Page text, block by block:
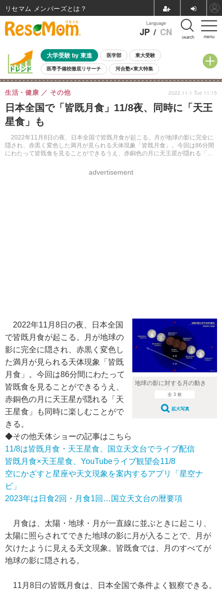
menu
Language
JP / CN search
大学受験 by 東進 医学部 東大受験
医専予備校徹底リサーチ 河合塾×東大特集
親子で考える大学選び 高校受験 中学受験 小学校受験
共通テスト 夏休み
8月開催イベント・WS 全国公立高校 過去問 人気記事
自由研究教材（小学生向け）
日本全国で「皆既月食」11/8夜、同時に「天王
星食」も
2022年11月8日の夜、日本全国で皆既月食が起こる。月が地球の影に完全に
隠され、赤黒く変色した満月が見られる天体現象「皆既月食」。今回は86分間
にわたって皆既食を見ることができるうえ、赤銅色の月に天王星が隠れる「天
生活・健康 その他
advertisement
2022.11.1 Tue 11:15
地球の影に対する月の動き
全 3 枚
拡大写真
2022年11月8日の夜、日本全国
で皆既月食が起こる。月が地球の
影に完全に隠され、赤黒く変色し
た満月が見られる天体現象「皆既
月食」。今回は86分間にわたって
皆既食を見ることができるうえ、
赤銅色の月に天王星が隠れる「天
王星食」も同時に楽しむことがで
きる。
◆その他天体ショーの記事はこちら
11/8は皆既月食・天王星食、国立天文台でライブ配信
皆既月食×天王星食、YouTubeライブ観望会11/8
空にかざすと星座や天文現象を案内するアプリ「星空ナ
ビ」
2023年は日食2回・月食1回…国立天文台の暦要項
月食は、太陽・地球・月が一直線に並ぶときに起こり、
太陽に照らされてできた地球の影に月が入ることで、月が
欠けたように見える天文現象。皆既食では、月のすべてが
地球の影に隠される。
11月8日の皆既月食は、日本全国で条件よく観察できる。
リセマム メンバーズ